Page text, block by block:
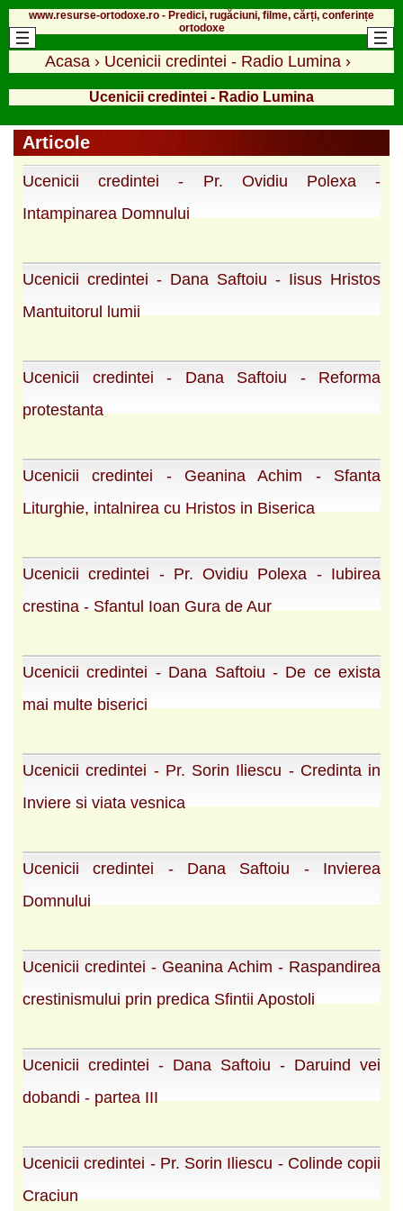
www.resurse-ortodoxe.ro - Predici, rugăciuni, filme, cărți, conferințe
ortodoxe
Acasa › Ucenicii credintei - Radio Lumina ›
Ucenicii credintei - Radio Lumina
Articole
Ucenicii credintei - Pr. Ovidiu Polexa -
Intampinarea Domnului
Ucenicii credintei - Dana Saftoiu - Iisus Hristos
Mantuitorul lumii
Ucenicii credintei - Dana Saftoiu - Reforma
protestanta
Ucenicii credintei - Geanina Achim - Sfanta
Liturghie, intalnirea cu Hristos in Biserica
Ucenicii credintei - Pr. Ovidiu Polexa - Iubirea
crestina - Sfantul Ioan Gura de Aur
Ucenicii credintei - Dana Saftoiu - De ce exista
mai multe biserici
Ucenicii credintei - Pr. Sorin Iliescu - Credinta in
Inviere si viata vesnica
Ucenicii credintei - Dana Saftoiu - Invierea
Domnului
Ucenicii credintei - Geanina Achim - Raspandirea
crestinismului prin predica Sfintii Apostoli
Ucenicii credintei - Dana Saftoiu - Daruind vei
dobandi - partea III
Ucenicii credintei - Pr. Sorin Iliescu - Colinde copii
Craciun